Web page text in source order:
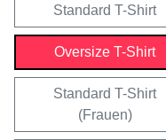
Standard T-Shirt
Oversize T-Shirt
Standard T-Shirt
(Frauen)